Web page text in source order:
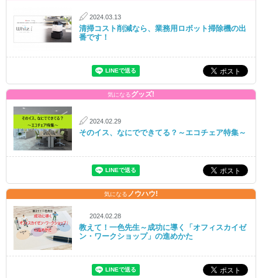
2024.03.13
清掃コスト削減なら、業務用ロボット掃除機の出
番です！
気になるグッズ!
2024.02.29
そのイス、なにでできてる？～エコチェア特集～
気になるノウハウ!
2024.02.28
教えて！一色先生～成功に導く「オフィスカイゼ
ン・ワークショップ」の進めかた